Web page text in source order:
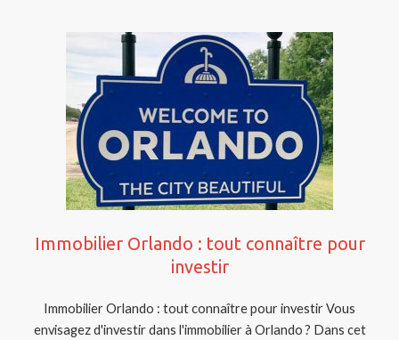
Immobilier Orlando : tout connaître pour
investir
Immobilier Orlando : tout connaître pour investir Vous
envisagez d'investir dans l'immobilier à Orlando ? Dans cet